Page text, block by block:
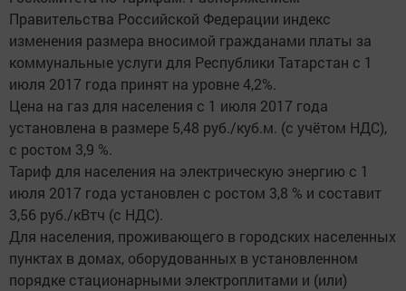
Правительства Российской Федерации индекс
изменения размера вносимой гражданами платы за
коммунальные услуги для Республики Татарстан с 1
июля 2017 года принят на уровне 4,2%.
Цена на газ для населения с 1 июля 2017 года
установлена в размере 5,48 руб./куб.м. (с учётом НДС),
с ростом 3,9 %.
Тариф для населения на электрическую энергию с 1
июля 2017 года установлен с ростом 3,8 % и составит
3,56 руб./кВтч (с НДС).
Для населения, проживающего в городских населенных
пунктах в домах, оборудованных в установленном
порядке стационарными электроплитами и (или)